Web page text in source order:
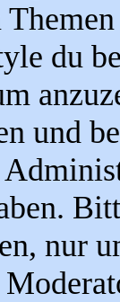
du
und
nur